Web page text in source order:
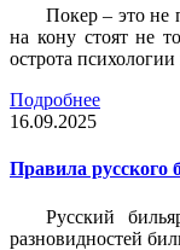
Покер – это не
на кону стоят не
острота
Подробнее
16.09.2025
Правила русского
Русский
разновидностей